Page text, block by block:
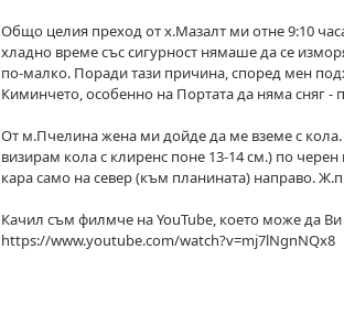
Общо целия преход от х.Мазалт ми отне 9:10
хладно време със сигурност нямаше да се
по-малко. Поради тази причина, според мен
Киминчето, особенно на Портата да няма сняг -
От м.Пчелина жена ми дойде да ме вземе с
визирам кола с клиренс поне 13-14 см.) по
кара само на север (към планината) направо.
Качил съм филмче на YouTube, което може да
https://www.youtube.com/watch?v=mj7lNgnNQx8